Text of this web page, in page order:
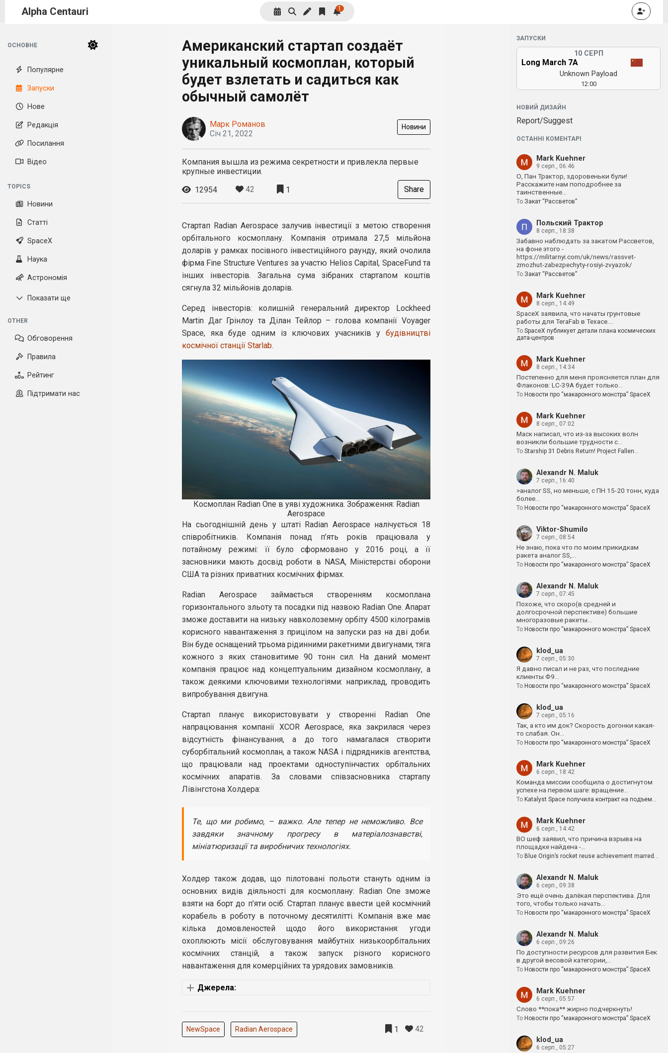
Alpha Centauri 1
ОСНОВНЕ
Популярне
Запуски
Нове
Редакція
Посилання
Відео
TOPICS
Новини
Статті
SpaceX
Наука
Астрономія
Показати ще
OTHER
Обговорення
Правила
Рейтинг
Підтримати нас
Американский стартап создаёт
уникальный космоплан, который
будет взлетать и садиться как
обычный самолёт
Марк Романов
Січ 21, 2022
Новини
Компания вышла из режима секретности и привлекла первые
крупные инвестиции.
12954
42 1 Share
Стартап Radian Aerospace залучив інвестиції з метою створення
орбітального космоплану. Компанія отримала 27,5 мільйона
доларів у рамках посівного інвестиційного раунду, який очолила
фірма Fine Structure Ventures за участю Helios Capital, SpaceFund та
інших інвесторів. Загальна сума зібраних стартапом коштів
сягнула 32 мільйонів доларів.
Серед інвесторів: колишній генеральний директор Lockheed
Martin Даг Грінлоу та Ділан Тейлор – голова компанії Voyager
Space, яка буде одним із ключових учасників у будівництві
космічної станції Starlab.
Космоплан Radian One в уяві художника. Зображення: Radian
Aerospace
На сьогоднішній день у штаті Radian Aerospace налічується 18
співробітників. Компанія понад п’ять років працювала у
потайному режимі: її було сформовано у 2016 році, а її
засновники мають досвід роботи в NASA, Міністерстві оборони
США та різних приватних космічних фірмах.
Radian Aerospace займається створенням космоплана
горизонтального зльоту та посадки під назвою Radian One. Апарат
зможе доставити на низьку навколоземну орбіту 4500 кілограмів
корисного навантаження з прицілом на запуски раз на дві доби.
Він буде оснащений трьома рідинними ракетними двигунами, тяга
кожного з яких становитиме 90 тонн сил. На даний момент
компанія працює над концептуальним дизайном космоплану, а
також деякими ключовими технологіями: наприклад, проводить
випробування двигуна.
Стартап планує використовувати у створенні Radian One
напрацювання компанії XCOR Aerospace, яка закрилася через
відсутність фінансування, а до того намагалася створити
суборбітальний космоплан, а також NASA і підрядників агентства,
що працювали над проектами одноступінчастих орбітальних
космічних апаратів. За словами співзасновника стартапу
Лівінгстона Холдера:
Те, що ми робимо, – важко. Але тепер не неможливо. Все
завдяки значному прогресу в матеріалознавстві,
мініатюризації та виробничих технологіях.
Холдер також додав, що пілотовані польоти стануть одним із
основних видів діяльності для космоплану: Radian One зможе
взяти на борт до п’яти осіб. Стартап планує ввести цей космічний
корабель в роботу в поточному десятилітті. Компанія вже має
кілька домовленостей щодо його використання: угоди
охоплюють місії обслуговування майбутніх низькоорбітальних
космічних станцій, а також запуск різного корисного
навантаження для комерційних та урядових замовників.
Джерела:
NewSpace Radian Aerospace 1 42
ЗАПУСКИ
10 СЕРП
Long March 7A
Unknown Payload
12:00
НОВИЙ ДИЗАЙН
Report/Suggest
ОСТАННІ КОМЕНТАРІ
Mark Kuehner
9 серп., 06:46
О, Пан Трактор, здоровеньки були!
Расскажите нам поподробнее за
таинственные…
To Закат “Рассветов”
Польский Трактор
8 серп., 18:38
Забавно наблюдать за закатом Рассветов,
на фоне этого -
https://militarnyi.com/uk/news/rassvet-
zmozhut-zabezpechyty-rosiyi-zvyazok/
To Закат “Рассветов”
Mark Kuehner
8 серп., 14:49
SpaceX заявила, что начаты грунтовые
работы для TeraFab в Техасе.…
To SpaceX публикует детали плана космических
дата-центров
Mark Kuehner
8 серп., 14:34
Постепенно для меня проясняется план для
Флаконов: LC-39A будет только…
To Новости про “макаронного монстра” SpaceX
Mark Kuehner
8 серп., 07:02
Маск написал, что из-за высоких волн
возникли большие трудности с…
To Starship 31 Debris Return! Project Fallen…
Alexandr N. Maluk
7 серп., 16:40
>аналог SS, но меньше, с ПН 15-20 тонн, куда
более…
To Новости про “макаронного монстра” SpaceX
Viktor-Shumilo
7 серп., 08:54
Не знаю, пока что по моим прикидкам
ракета аналог SS,…
To Новости про “макаронного монстра” SpaceX
Alexandr N. Maluk
7 серп., 07:45
Похоже, что скоро(в средней и
долгосрочной перспективе) большие
многоразовые ракеты…
To Новости про “макаронного монстра” SpaceX
klod_ua
7 серп., 05:30
Я давно писал и не раз, что последние
клиенты Ф9…
To Новости про “макаронного монстра” SpaceX
klod_ua
7 серп., 05:16
Так, а кто им док? Скорость догонки какая-
то слабая. Он…
To Новости про “макаронного монстра” SpaceX
Mark Kuehner
6 серп., 18:42
Команда миссии сообщила о достигнутом
успехе на первом шаге: вращение…
To Katalyst Space получила контракт на подъем…
Mark Kuehner
6 серп., 14:42
BO шеф заявил, что причина взрыва на
площадке найдена -…
To Blue Origin’s rocket reuse achievement marred…
Alexandr N. Maluk
6 серп., 09:38
Это ещё очень далёкая перспектива. Для
того, чтобы только начать…
To Новости про “макаронного монстра” SpaceX
Alexandr N. Maluk
6 серп., 09:26
По доступности ресурсов для развития Бек
в другой весовой категории,…
To Новости про “макаронного монстра” SpaceX
Mark Kuehner
6 серп., 05:57
Слово **пока** жирно подчеркнуть!
To Новости про “макаронного монстра” SpaceX
klod_ua
6 серп., 05:27